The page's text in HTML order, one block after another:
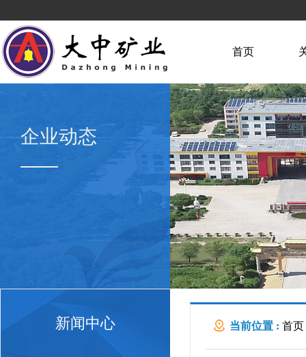
首页
企业动态
新闻中心 当前位置 : 首页